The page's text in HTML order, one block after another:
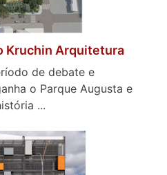
Kruchin Arquitetura
de debate e
o Parque Augusta e
...